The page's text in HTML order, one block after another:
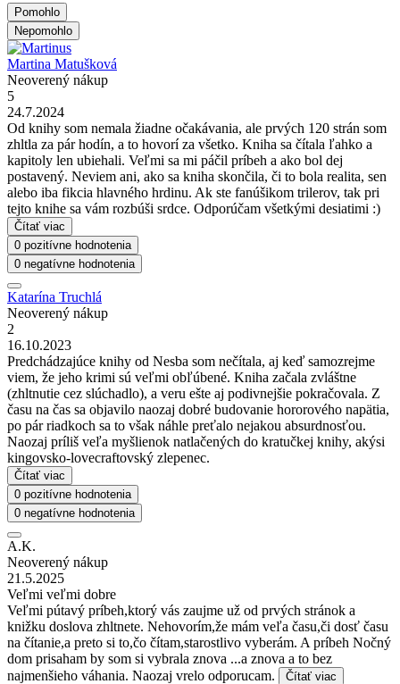
Pomohlo
Nepomohlo
Martina Matušková
Neoverený nákup
5
24.7.2024
Od knihy som nemala žiadne očakávania, ale prvých 120 strán som
zhltla za pár hodín, a to hovorí za všetko. Kniha sa čítala ľahko a
kapitoly len ubiehali. Veľmi sa mi páčil príbeh a ako bol dej
postavený. Neviem ani, ako sa kniha skončila, či to bola realita, sen
alebo iba fikcia hlavného hrdinu. Ak ste fanúšikom trilerov, tak pri
tejto knihe sa vám rozbúši srdce. Odporúčam všetkými desiatimi :)
Čítať viac
0 pozitívne hodnotenia
0 negatívne hodnotenia
Katarína Truchlá
Neoverený nákup
2
16.10.2023
Predchádzajúce knihy od Nesba som nečítala, aj keď samozrejme
viem, že jeho krimi sú veľmi obľúbené. Kniha začala zvláštne
(zhltnutie cez slúchadlo), a veru ešte aj podivnejšie pokračovala. Z
času na čas sa objavilo naozaj dobré budovanie hororového napätia,
po pár riadkoch sa to však náhle preťalo nejakou absurdnosťou.
Naozaj príliš veľa myšlienok natlačených do kratučkej knihy, akýsi
kingovsko-lovecraftovský zlepenec.
Čítať viac
0 pozitívne hodnotenia
0 negatívne hodnotenia
A.K.
Neoverený nákup
21.5.2025
Veľmi veľmi dobre
Veľmi pútavý príbeh,ktorý vás zaujme už od prvých stránok a
knižku doslova zhltnete. Nehovorím,že mám veľa času,či dosť času
na čítanie,a preto si to,čo čítam,starostlivo vyberám. A príbeh Nočný
dom prisaham by som si vybrala znova ...a znova a to bez
najmenšieho váhania. Naozaj vrelo odporucam.
Čítať viac